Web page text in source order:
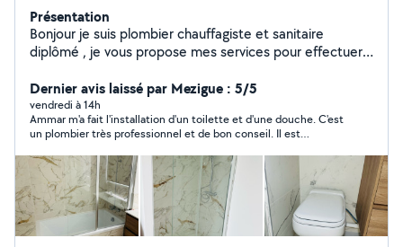
Présentation
Bonjour je suis plombier chauffagiste et sanitaire
diplômé , je vous propose mes services pour effectuer
que les raccordements de PVC Pose de sanitaires Pose
de baignoires Pose de robinetteries .
Dernier avis laissé par Mezigue : 5/5
vendredi à 14h
Ammar m'a fait l'installation d'un toilette et d'une douche. C'est
un plombier très professionnel et de bon conseil. Il est
un travail propre, soigné et de bonne qualité. Je le
recommande chaleureusement et je n'hésiterai pas à refaire à
lui si nécessaire. Merci Ammar